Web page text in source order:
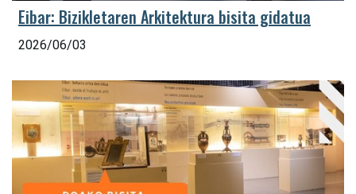
Eibar: Bizikletaren Arkitektura bisita gidatua
2026/06/03